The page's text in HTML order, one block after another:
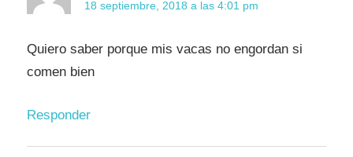
18 septiembre, 2018 a las 4:01 pm
Quiero saber porque mis vacas no engordan si
comen bien
Responder